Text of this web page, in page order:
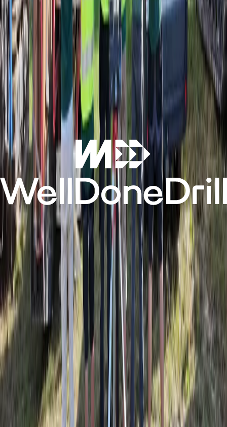
Geothermie für große Projekte
Bauträger, Planungsbüros, Architekten, Installateure, öffentliche
Akteure: Wir intervenieren bei kollektiven Wohn-, Tertiär-,
Industrie- und Institutionsprojekten.
Mein Projekt einreichen→